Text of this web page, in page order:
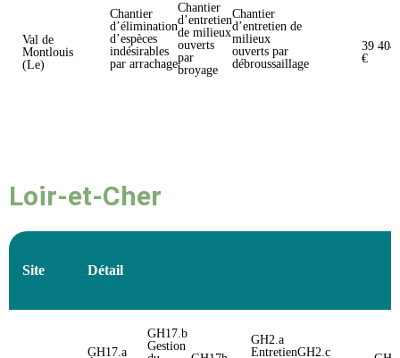
Val de
Montlouis
(Le)
Chantier
d’élimination
d’espèces
indésirables
par arrachage
Chantier
d’entretien
de milieux
ouverts
par
broyage
Chantier
d’entretien de
milieux
ouverts par
débroussaillage
39
€
Loir-et-Cher
Site Détail
GH17.a
GH17.b
Gestion
GH2.a
EntretienGH2.c